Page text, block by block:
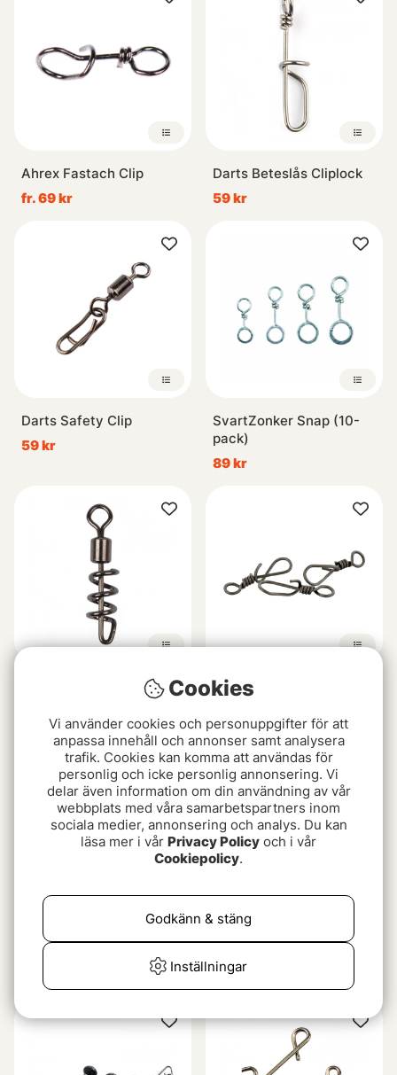
Ahrex Fastach Clip
fr. 69 kr
Darts Beteslås Cliplock
59 kr
Darts Safety Clip
59 kr
SvartZonker Snap (10-
pack)
89 kr
Darts Screwed Snap
Westin T-Snap, Black
39 kr
VMC Spy Snap UV
Ahrex Stay Locked Snap
69 kr
Cookies
Vi använder cookies och personuppgifter för att
anpassa innehåll och annonser samt analysera
trafik. Cookies kan komma att användas för
personlig och icke personlig annonsering. Vi
delar även information om din användning av vår
webbplats med våra samarbetspartners inom
sociala medier, annonsering och analys. Du kan
läsa mer i vår Privacy Policy och i vår
Cookiepolicy.
Inställningar
Godkänn & stäng